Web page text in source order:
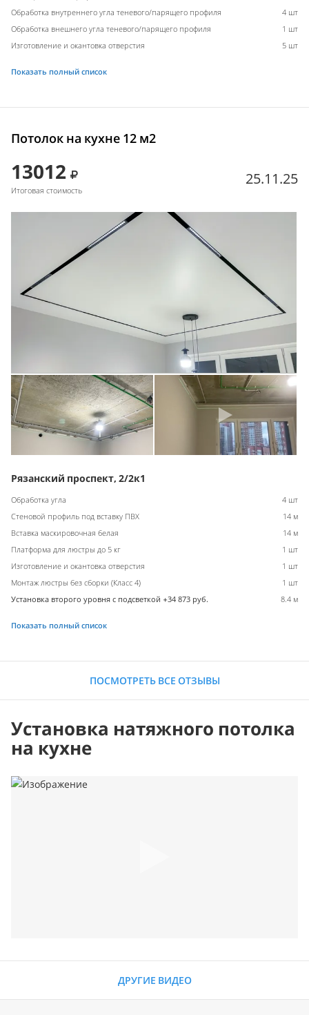
Обработка внутреннего угла теневого/парящего профиля
4 шт
Обработка внешнего угла теневого/парящего профиля
1 шт
Изготовление и окантовка отверстия
5 шт
Показать полный список
Потолок на кухне 12 м2
13012
Итоговая стоимость
25.11.25
Рязанский проспект, 2/2к1
Обработка угла
4 шт
Стеновой профиль под вставку ПВХ
14 м
Вставка маскировочная белая
14 м
Платформа для люстры до 5 кг
1 шт
Изготовление и окантовка отверстия
1 шт
Монтаж люстры без сборки (Класс 4)
1 шт
Установка второго уровня с подсветкой +34 873 руб.
8.4 м
Показать полный список
ПОСМОТРЕТЬ ВСЕ ОТЗЫВЫ
Установка натяжного потолка
на кухне
ДРУГИЕ ВИДЕО